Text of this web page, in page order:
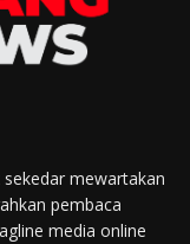
mewartakan
pembaca
media online